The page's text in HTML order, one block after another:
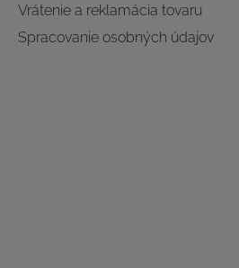
Vrátenie a reklamácia tovaru
Spracovanie osobných údajov